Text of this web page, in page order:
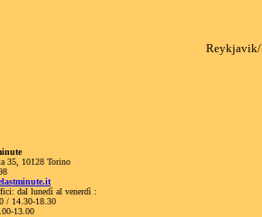
35, 10128 Torino
dal lunedì al venerdì :
/ 14.30-18.30
13.00